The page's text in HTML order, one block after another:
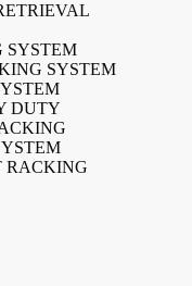
SYSTEM
SYSTEM
DUTY
RACKING